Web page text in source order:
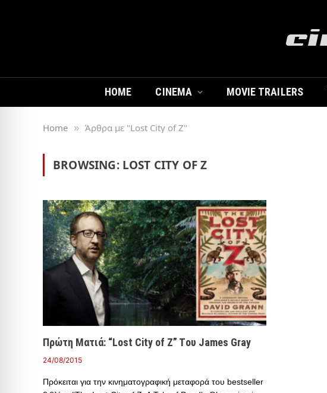
HOME CINEMA MOVIE TRAILERS
Home » Άρθρα με "Lost City of Z"
BROWSING: LOST CITY OF Z
Πρώτη Ματιά: “Lost City of Z” Tου James Gray
24/08/2015
Πρόκειται για την κινηματογραφική μεταφορά του bestseller